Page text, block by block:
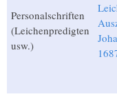
Personalschriften
(Leichenpredigten
usw.)